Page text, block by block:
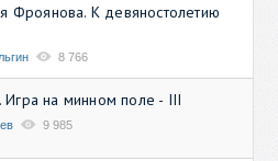
Фроянова. К девяностолетию
8 766
Игра на минном поле - III
9 985